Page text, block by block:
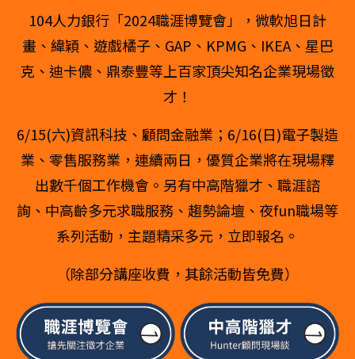
104人力銀行「2024職涯博覽會」，微軟旭日計
畫、緯穎、遊戲橘子、GAP、KPMG、IKEA、 星巴
克、迪卡儂、鼎泰豐等上百家頂尖知名企業現場徵
才！
6/15(六)資訊科技、顧問金融業；6/16(日)電子製造
業、零售服務業，連續兩日，優質企業將在現場釋
出數千個工作機會。另有中高階獵才、職涯諮
詢、 中高齡多元求職服務、 趨勢論壇、夜fun職場等
系列活動，主題精采多元，立即報名。
（除部分講座收費，其餘活動皆免費）